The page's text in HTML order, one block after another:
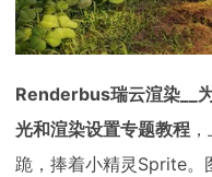
Renderbus瑞云渲染__
光和渲染设置专题教程
跪，捧着小精灵Sprite。